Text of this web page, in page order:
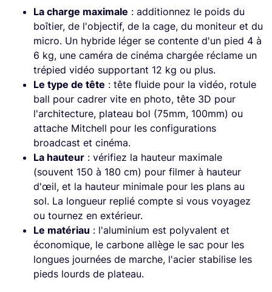
La charge maximale : additionnez le poids du
boîtier, de l'objectif, de la cage, du moniteur et du
micro. Un hybride léger se contente d'un pied 4 à
6 kg, une caméra de cinéma chargée réclame un
trépied vidéo supportant 12 kg ou plus.
Le type de tête : tête fluide pour la vidéo, rotule
ball pour cadrer vite en photo, tête 3D pour
l'architecture, plateau bol (75mm, 100mm) ou
attache Mitchell pour les configurations
broadcast et cinéma.
La hauteur : vérifiez la hauteur maximale
(souvent 150 à 180 cm) pour filmer à hauteur
d'œil, et la hauteur minimale pour les plans au
sol. La longueur replié compte si vous voyagez
ou tournez en extérieur.
Le matériau : l'aluminium est polyvalent et
économique, le carbone allège le sac pour les
longues journées de marche, l'acier stabilise les
pieds lourds de plateau.